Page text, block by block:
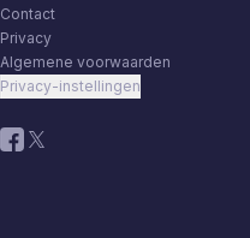
Contact
Privacy
Algemene voorwaarden
Privacy-instellingen